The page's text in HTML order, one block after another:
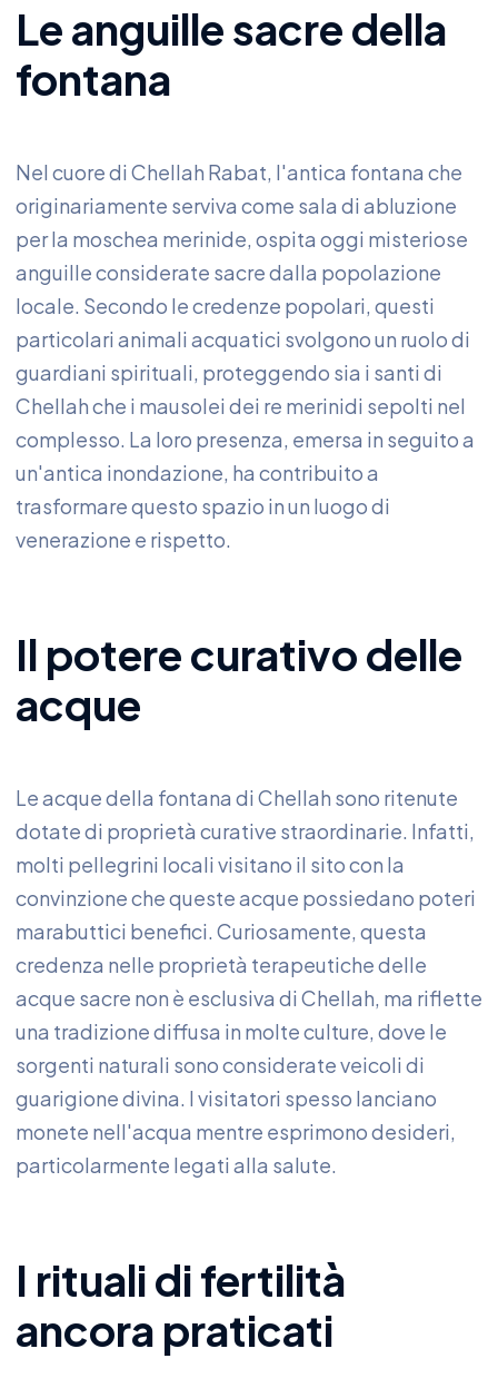
Le anguille sacre della
fontana
Nel cuore di Chellah Rabat, l'antica fontana che
originariamente serviva come sala di abluzione
per la moschea merinide, ospita oggi misteriose
anguille considerate sacre dalla popolazione
locale. Secondo le credenze popolari, questi
particolari animali acquatici svolgono un ruolo di
guardiani spirituali, proteggendo sia i santi di
Chellah che i mausolei dei re merinidi sepolti nel
complesso. La loro presenza, emersa in seguito a
un'antica inondazione, ha contribuito a
trasformare questo spazio in un luogo di
venerazione e rispetto.
Il potere curativo delle
acque
Le acque della fontana di Chellah sono ritenute
dotate di proprietà curative straordinarie. Infatti,
molti pellegrini locali visitano il sito con la
convinzione che queste acque possiedano poteri
marabuttici benefici. Curiosamente, questa
credenza nelle proprietà terapeutiche delle
acque sacre non è esclusiva di Chellah, ma riflette
una tradizione diffusa in molte culture, dove le
sorgenti naturali sono considerate veicoli di
guarigione divina. I visitatori spesso lanciano
monete nell'acqua mentre esprimono desideri,
particolarmente legati alla salute.
I rituali di fertilità
ancora praticati